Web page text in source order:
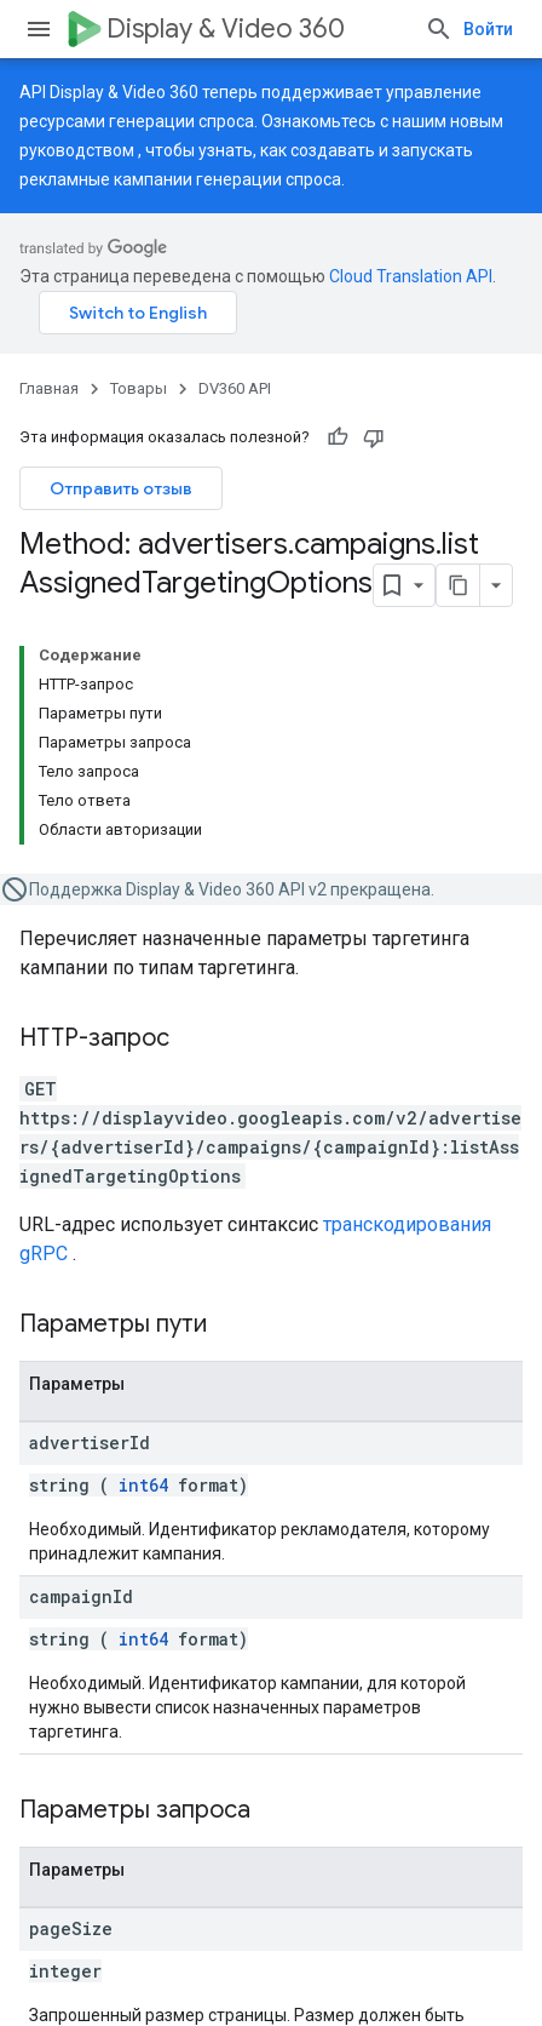
Display & Video 360 Войти
API Display & Video 360 теперь поддерживает управление
ресурсами генерации спроса. Ознакомьтесь с нашим новым
руководством , чтобы узнать, как создавать и запускать
рекламные кампании генерации спроса.
Эта страница переведена с помощью Cloud Translation API
Главная Товары DV360 API
Эта информация оказалась полезной?
Отправить отзыв
Method: advertisers.campaigns.list
AssignedTargetingOptions
Содержание
HTTP-запрос
Параметры пути
Параметры запроса
Тело запроса
Тело ответа
Области авторизации
Поддержка Display & Video 360 API v2 прекращена.
Перечисляет назначенные параметры таргетинга
кампании по типам таргетинга.
HTTP-запрос
GET
https://displayvideo.googleapis.com/v2/advertise
rs/{advertiserId}/campaigns/{campaignId}:listAss
ignedTargetingOptions
URL-адрес использует синтаксис транскодирования
gRPC .
Параметры пути
Параметры
advertiserId
string ( int64 format)
Необходимый. Идентификатор рекламодателя, которому
принадлежит кампания.
campaignId
string ( int64 format)
Необходимый. Идентификатор кампании, для которой
нужно вывести список назначенных параметров
таргетинга.
Параметры запроса
Параметры
pageSize
integer
Запрошенный размер страницы. Размер должен быть